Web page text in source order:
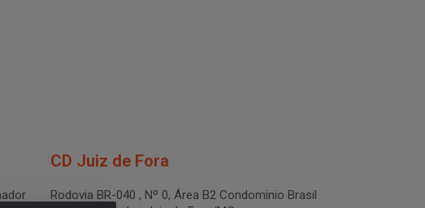
CD Juiz de Fora
Rodovia BR-040 , Nº 0, Área B2 Condominio Brasil